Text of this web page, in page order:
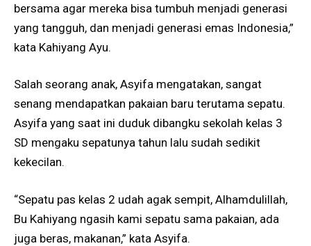
bersama agar mereka bisa tumbuh menjadi generasi
yang tangguh, dan menjadi generasi emas Indonesia,”
kata Kahiyang Ayu.
Salah seorang anak, Asyifa mengatakan, sangat
senang mendapatkan pakaian baru terutama sepatu.
Asyifa yang saat ini duduk dibangku sekolah kelas 3
SD mengaku sepatunya tahun lalu sudah sedikit
kekecilan.
“Sepatu pas kelas 2 udah agak sempit, Alhamdulillah,
Bu Kahiyang ngasih kami sepatu sama pakaian, ada
juga beras, makanan,” kata Asyifa.